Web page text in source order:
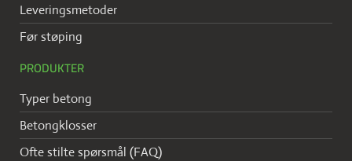
Leveringsmetoder
Før støping
PRODUKTER
Typer betong
Betongklosser
Ofte stilte spørsmål (FAQ)